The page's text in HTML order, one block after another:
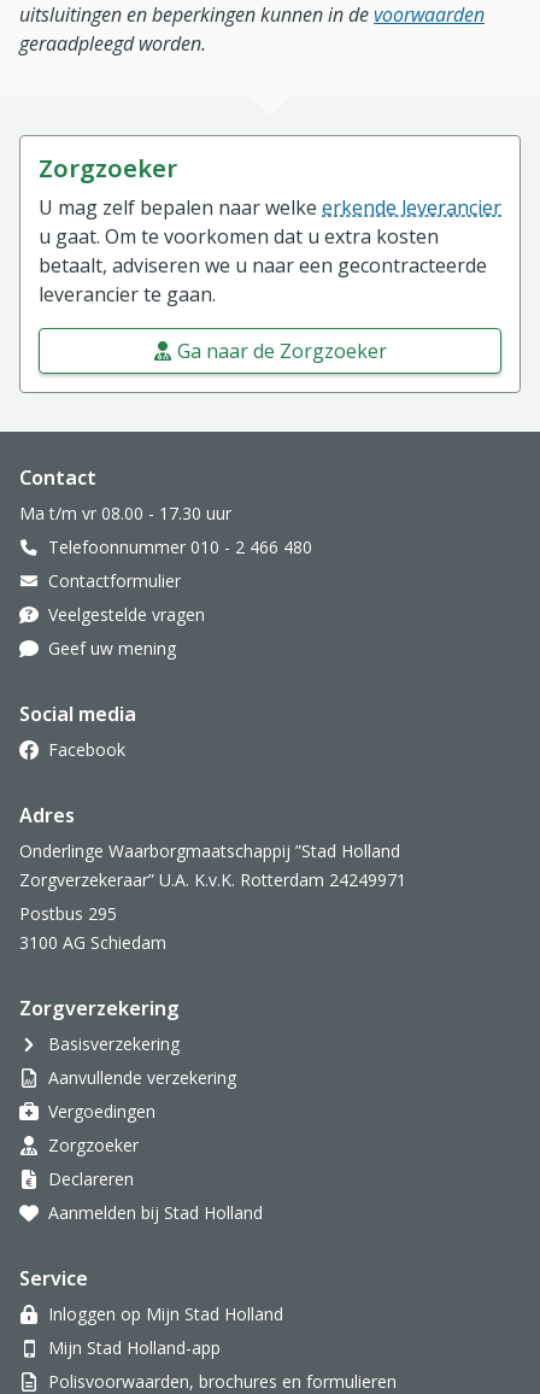
uitsluitingen en beperkingen kunnen in devoorwaarden
geraadpleegd worden.
Zorgzoeker
U mag zelf bepalen naar welke erkende leverancier
u gaat. Om te voorkomen dat u extra kosten
betaalt, adviseren we u naar een gecontracteerde
leverancier te gaan.
Ga naar de Zorgzoeker
Website footer
Contact
Ma t/m vr 08.00 - 17.30 uur
Telefoonnummer 010 - 2 466 480
Contactformulier
Veelgestelde vragen
Geef uw mening
Social media
Facebook
Adres
Onderlinge Waarborgmaatschappij ”Stad Holland
Zorgverzekeraar” U.A. K.v.K. Rotterdam 24249971
Postbus 295
3100 AG Schiedam
Zorgverzekering
Basisverzekering
Aanvullende verzekering
Vergoedingen
Zorgzoeker
Declareren
Aanmelden bij Stad Holland
Service
Inloggen op Mijn Stad Holland
Mijn Stad Holland-app
Polisvoorwaarden, brochures en formulieren